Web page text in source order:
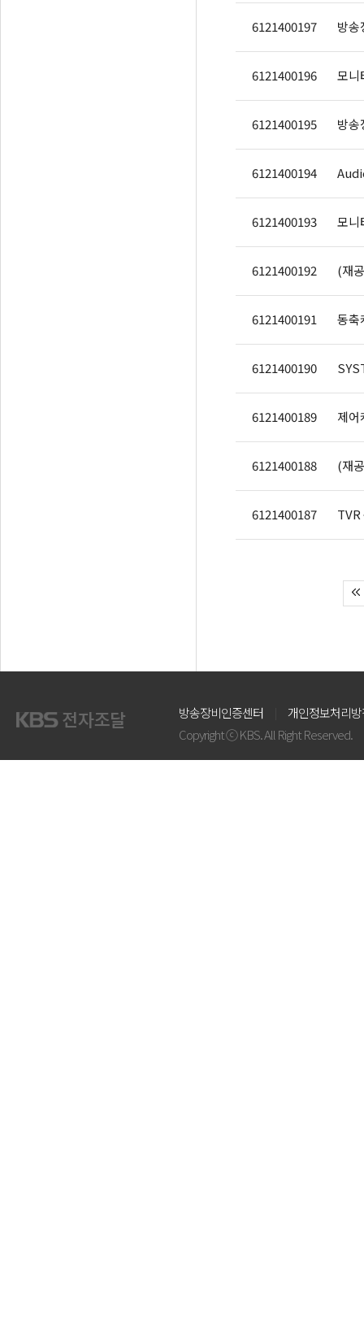
6121400197 방
6121400196 모니
6121400195
6121400194
6121400193 모니
6121400192 (재
6121400191 동축
6121400190
6121400189 제
6121400188 (재
6121400187 TVR
방송장비인증센터
개인정보처리
Copyright ⓒ KBS. All Right Reserved.